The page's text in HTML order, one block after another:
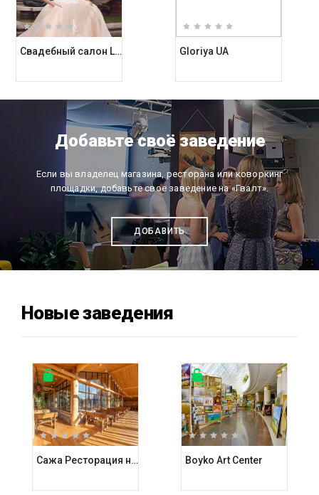
Свадебный салон Love and Dress Gloriya UA
Добавьте своё заведение
Если вы владелец магазина, ресторана или коворкинг
площадки, добавьте свое заведение на «Гвалт».
ДОБАВИТЬ
Новые заведения
Сажа Ресторация на углях Boyko Art Center